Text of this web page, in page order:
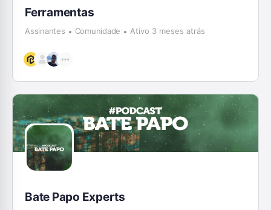
Ferramentas
Assinantes Comunidade Ativo 3 meses atrás
Bate Papo Experts